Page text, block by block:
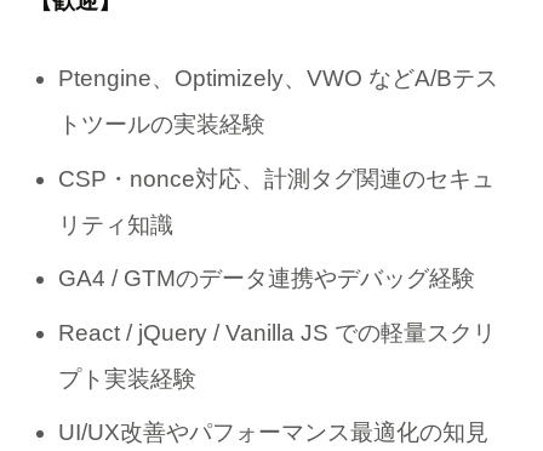
Ptengine、Optimizely、VWO などA/Bテス
トツールの実装経験
CSP・nonce対応、計測タグ関連のセキュ
リティ知識
GA4 / GTMのデータ連携やデバッグ経験
React / jQuery / Vanilla JS での軽量スクリ
プト実装経験
UI/UX改善やパフォーマンス最適化の知見